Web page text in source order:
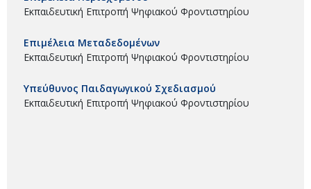
Εκπαιδευτική Επιτροπή Ψηφιακού Φροντιστηρίου
Επιμέλεια Μεταδεδομένων
Εκπαιδευτική Επιτροπή Ψηφιακού Φροντιστηρίου
Υπεύθυνος Παιδαγωγικού Σχεδιασμού
Εκπαιδευτική Επιτροπή Ψηφιακού Φροντιστηρίου